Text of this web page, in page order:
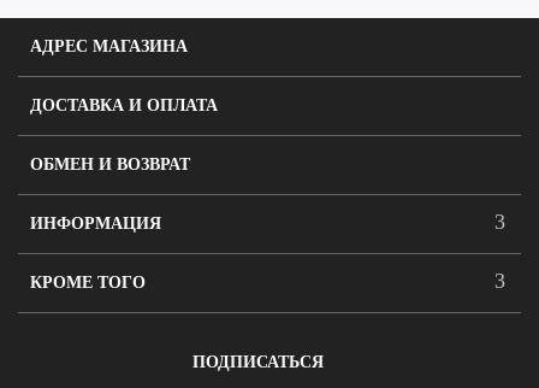
АДРЕС МАГАЗИНА
ДОСТАВКА И ОПЛАТА
ОБМЕН И ВОЗВРАТ
ИНФОРМАЦИЯ
КРОМЕ ТОГО
ПОДПИСАТЬСЯ